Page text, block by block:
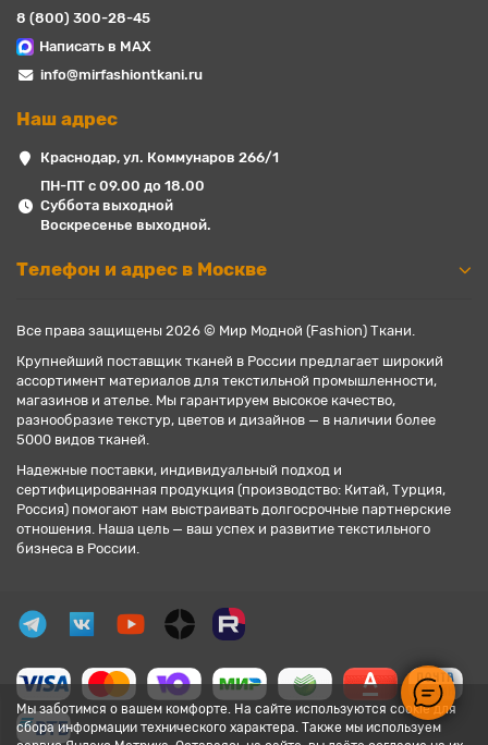
Мы заботимся о вашем комфорте. На сайте используются cookie для
сбора информации технического характера. Также мы используем
8 (800) 300-28-45
Написать в MAX
info@mirfashiontkani.ru
Наш адрес
Краснодар, ул. Коммунаров 266/1
ПН-ПТ с 09.00 до 18.00
Суббота выходной
Воскресенье выходной.
Телефон и адрес в Москве
Все права защищены 2026 © Мир Модной (Fashion) Ткани.
Крупнейший поставщик тканей в России предлагает широкий
ассортимент материалов для текстильной промышленности,
магазинов и ателье. Мы гарантируем высокое качество,
разнообразие текстур, цветов и дизайнов — в наличии более
5000 видов тканей.
Надежные поставки, индивидуальный подход и
сертифицированная продукция (производство: Китай, Турция,
Россия) помогают нам выстраивать долгосрочные партнерские
отношения. Наша цель — ваш успех и развитие текстильного
бизнеса в России.